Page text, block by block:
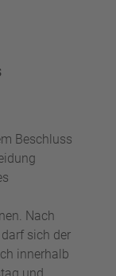
Beschluss
Nach
sich der
innerhalb